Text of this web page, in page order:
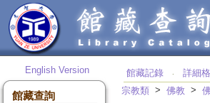
English Version
館藏查詢
館藏記錄 ‧ 詳細
宗教類 > 佛教 >